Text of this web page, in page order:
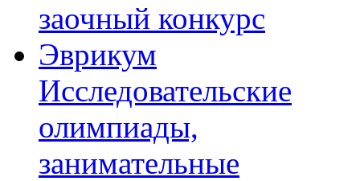
заочный конкурс
Эврикум
Исследовательские
олимпиады,
занимательные